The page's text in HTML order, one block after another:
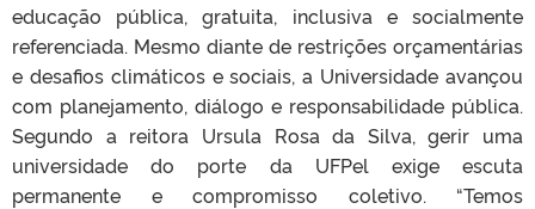
educação pública, gratuita, inclusiva e socialmente
referenciada. Mesmo diante de restrições orçamentárias
e desafios climáticos e sociais, a Universidade avançou
com planejamento, diálogo e responsabilidade pública.
Segundo a reitora Ursula Rosa da Silva, gerir uma
universidade do porte da UFPel exige escuta
permanente e compromisso coletivo. “Temos